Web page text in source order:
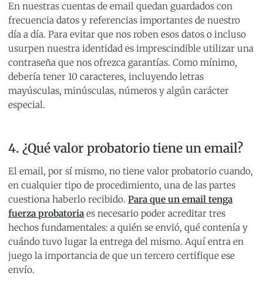
En nuestras cuentas de email quedan guardados con
frecuencia datos y referencias importantes de nuestro
día a día. Para evitar que nos roben esos datos o incluso
usurpen nuestra identidad es imprescindible utilizar una
contraseña que nos ofrezca garantías. Como mínimo,
debería tener 10 caracteres, incluyendo letras
mayúsculas, minúsculas, números y algún carácter
especial.
4. ¿Qué valor probatorio tiene un email?
El email, por sí mismo, no tiene valor probatorio cuando,
en cualquier tipo de procedimiento, una de las partes
cuestiona haberlo recibido. Para que un email tenga
fuerza probatoria es necesario poder acreditar tres
hechos fundamentales: a quién se envió, qué contenía y
cuándo tuvo lugar la entrega del mismo. Aquí entra en
juego la importancia de que un tercero certifique ese
envío.